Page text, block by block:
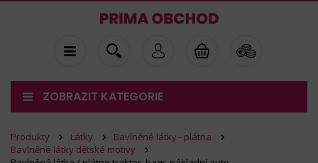
ZOBRAZIT KATEGORIE
Produkty Látky
Bavlněné látky - plátna
Bavlněné látky dětské motivy